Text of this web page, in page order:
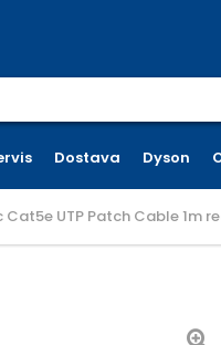
Dostava Dyson
Cat5e UTP Patch Cable 1m